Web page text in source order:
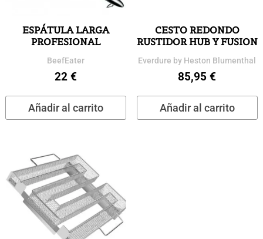
ESPÁTULA LARGA
PROFESIONAL
BeefEater
22€
Añadir al carrito
CESTO REDONDO
RUSTIDOR HUB Y FUSION
Everdure by Heston Blumenthal
85,95€
Añadir al carrito